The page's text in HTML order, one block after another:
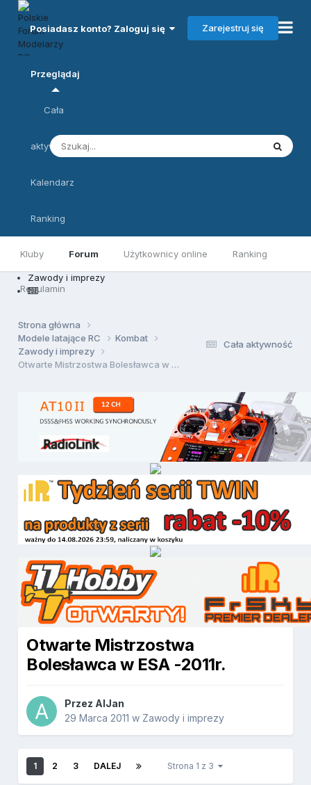
Posiadasz konto? Zaloguj się Zarejestruj się
Przeglądaj
Kluby Forum Użytkownicy online Ranking
Regulamin
Cała
aktywność
Kalendarz
Ranking
Zawody i imprezy
Cała aktywność
Strona główna
Modele latające RC
Kombat
Zawody i imprezy
Otwarte Mistrzostwa Bolesławca w ESA -2011r.
Otwarte Mistrzostwa
Bolesławca w ESA -2011r.
Przez AlJan
29 Marca 2011 w Zawody i imprezy
1 2 3 DALEJ Strona 1 z 3